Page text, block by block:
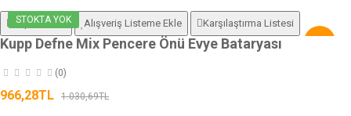
STOKTA YOK
Sepete Ekle Alışveriş Listeme Ekle Karşılaştırma Listesi
Kupp Defne Mix Pencere Önü Evye Bataryası
(0)
966,28TL 1.030,69TL